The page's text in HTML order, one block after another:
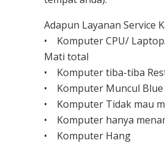
Adapun Layanan Service
• Komputer CPU/
Mati total
• Komputer tiba-tiba
• Komputer Muncul Blue
• Komputer Tidak mau
• Komputer hanya
• Komputer Hang